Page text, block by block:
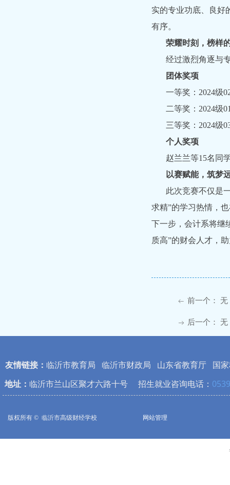
实的专业功底、良好
有序。
荣耀时刻，榜样
经过激烈角逐与
团体奖项
一等奖：2024级
二等奖：2024级
三等奖：2024级
个人奖项
赵兰兰等15名同
以赛赋能，筑梦
此次竞赛不仅是
求精”的学习热情，
下一步，会计系将继
质高”的财会人才，
ꂃ 前一个： 无
ꁹ 后一个： 无
地址： 临沂市兰山区聚才六路十号 招生就业咨询电话：
友情链接： 临沂市教育局 临沂市财政局 山东省教育厅 国
版权所有 © 临沂市高级财经学校 网站管理